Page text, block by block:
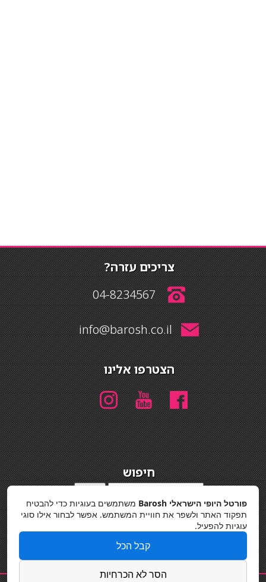
צריכים עזרה?
04-8234567
info@barosh.co.il
הצטרפו אלינו
חיפוש
מדיניות פרטיות
פורטל היופי הישראלי Barosh
משתמשים בעוגיות כדי להבטיח
תפקוד האתר ולשפר את חוויית המשתמש. אפשר לבחור אילו סוגי
עוגיות להפעיל.
קבל הכל
הסר לא הכרחיות